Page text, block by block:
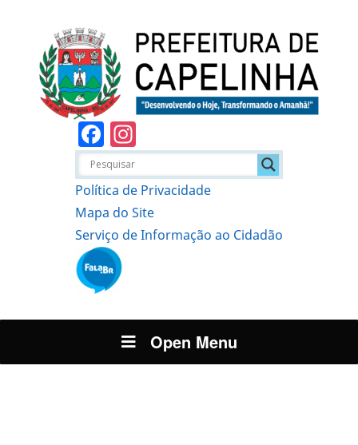
Facebook
Política de Privacidade
Mapa do Site
Serviço de Informação ao Cidadão
Open Menu